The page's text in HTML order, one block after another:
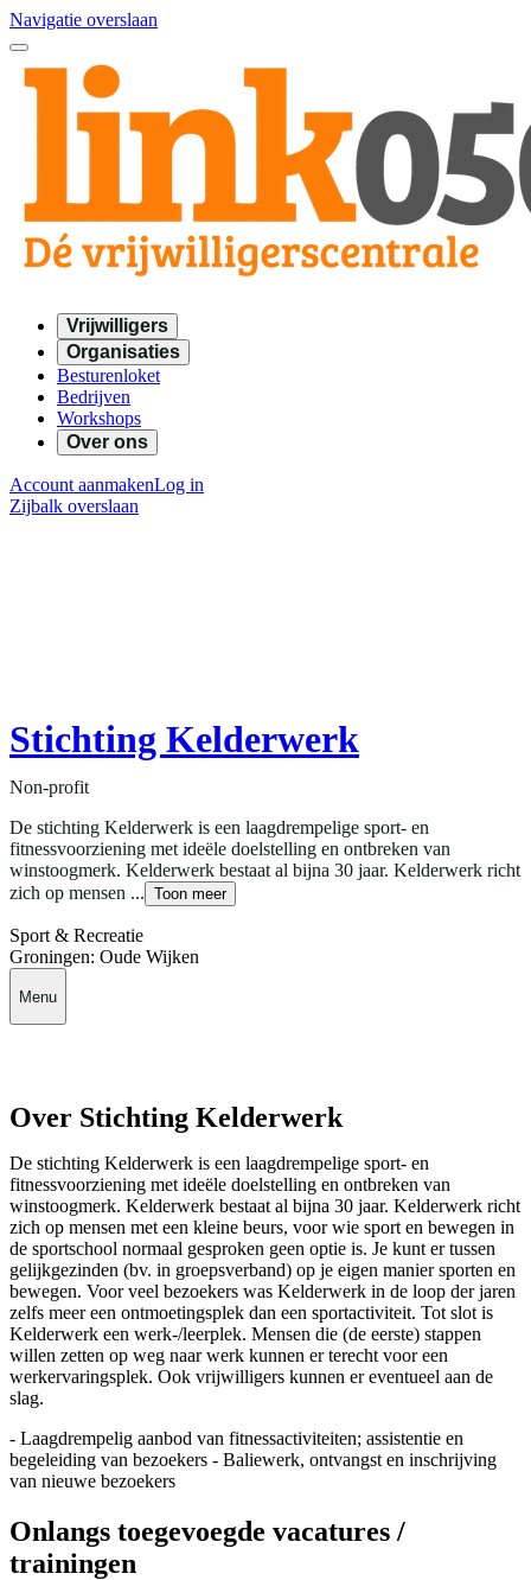
Navigatie overslaan
Vrijwilligers
Organisaties
Besturenloket
Bedrijven
Workshops
Over ons
Account aanmakenLog in
Zijbalk overslaan
Stichting Kelderwerk
Non-profit
De stichting Kelderwerk is een laagdrempelige sport- en
fitnessvoorziening met ideële doelstelling en ontbreken van
winstoogmerk. Kelderwerk bestaat al bijna 30 jaar. Kelderwerk richt
zich op mensen ... Toon meer
Sport & Recreatie
Groningen: Oude Wijken
Menu
Over Stichting Kelderwerk
De stichting Kelderwerk is een laagdrempelige sport- en
fitnessvoorziening met ideële doelstelling en ontbreken van
winstoogmerk. Kelderwerk bestaat al bijna 30 jaar. Kelderwerk richt
zich op mensen met een kleine beurs, voor wie sport en bewegen in
de sportschool normaal gesproken geen optie is. Je kunt er tussen
gelijkgezinden (bv. in groepsverband) op je eigen manier sporten en
bewegen. Voor veel bezoekers was Kelderwerk in de loop der jaren
zelfs meer een ontmoetingsplek dan een sportactiviteit. Tot slot is
Kelderwerk een werk-/leerplek. Mensen die (de eerste) stappen
willen zetten op weg naar werk kunnen er terecht voor een
werkervaringsplek. Ook vrijwilligers kunnen er eventueel aan de
slag.
- Laagdrempelig aanbod van fitnessactiviteiten; assistentie en
begeleiding van bezoekers - Baliewerk, ontvangst en inschrijving
van nieuwe bezoekers
Onlangs toegevoegde vacatures /
trainingen